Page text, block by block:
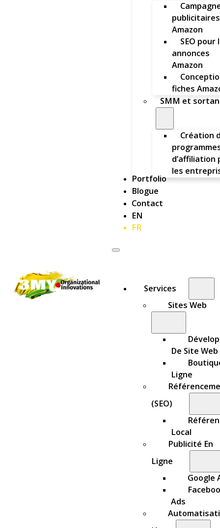
publicitaires
Amazon
SEO pour
annonces
Amazon
fiches
SMM et
Création
d’affiliation
les
Portfolio
Blogue
Contact
EN
FR
Services
Sites Web
De Site Web
Ligne
(SEO)
Local
Publicité En
Ligne
Google
Ads